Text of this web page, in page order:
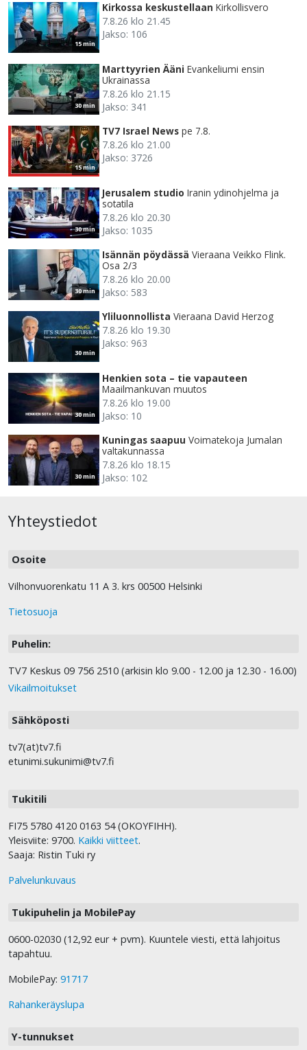
15 min
Kirkossa keskustellaan Kirkollisvero
7.8.26 klo 21.45
Jakso: 106
30 min
Marttyyrien Ääni Evankeliumi ensin
Ukrainassa
7.8.26 klo 21.15
Jakso: 341
15 min
TV7 Israel News pe 7.8.
7.8.26 klo 21.00
Jakso: 3726
30 min
Jerusalem studio Iranin ydinohjelma ja
sotatila
7.8.26 klo 20.30
Jakso: 1035
30 min
Isännän pöydässä Vieraana Veikko Flink.
Osa 2/3
7.8.26 klo 20.00
Jakso: 583
30 min
Yliluonnollista Vieraana David Herzog
7.8.26 klo 19.30
Jakso: 963
30 min
Henkien sota – tie vapauteen
Maailmankuvan muutos
7.8.26 klo 19.00
Jakso: 10
30 min
Kuningas saapuu Voimatekoja Jumalan
valtakunnassa
7.8.26 klo 18.15
Jakso: 102
Yhteystiedot
Osoite
Vilhonvuorenkatu 11 A 3. krs 00500 Helsinki
Tietosuoja
Puhelin:
TV7 Keskus 09 756 2510 (arkisin klo 9.00 - 12.00 ja 12.30 - 16.00)
Vikailmoitukset
Sähköposti
tv7(at)tv7.fi
etunimi.sukunimi@tv7.fi
Tukitili
FI75 5780 4120 0163 54 (OKOYFIHH).
Yleisviite: 9700. Kaikki viitteet.
Saaja: Ristin Tuki ry
Palvelunkuvaus
Tukipuhelin ja MobilePay
0600-02030 (12,92 eur + pvm). Kuuntele viesti, että lahjoitus
tapahtuu.
MobilePay: 91717
Rahankeräyslupa
Y-tunnukset